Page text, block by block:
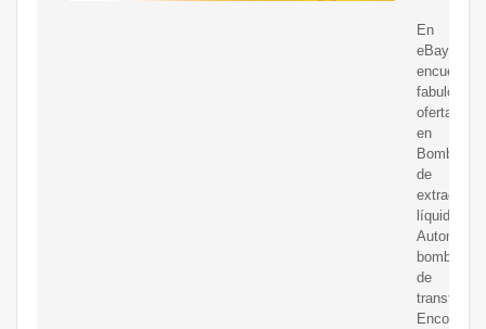
En
eBay
encuentras
fabulosas
ofertas
en
Bomba
de
extracción
líquido
Automotriz
bombas
de